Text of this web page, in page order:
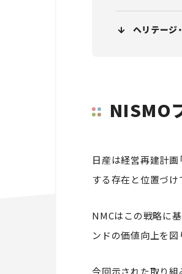
ヘリテージ
NISMO
日産は経営再建計画
する存在と位置づけ
NMCはこの戦略に
ンドの価値向上を図
今回示された取り組